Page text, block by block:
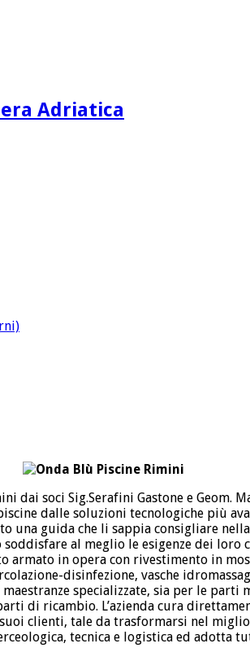
Adriatica
dai soci Sig.Serafini Gastone e Geom.
dalle soluzioni tecnologiche più
guida che li sappia consigliare
al meglio le esigenze dei
armato in opera con rivestimento in
disinfezione, vasche
specializzate, sia per le
di ricambio. L’azienda cura
clienti, tale da trasformarsi nel
tecnica e logistica ed